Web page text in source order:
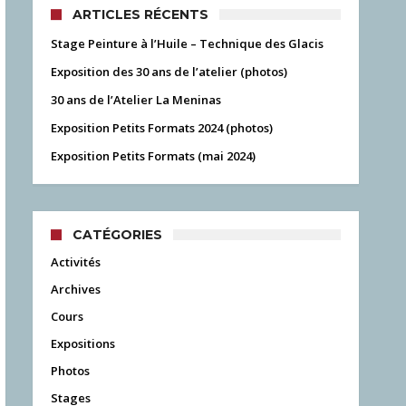
ARTICLES RÉCENTS
Stage Peinture à l’Huile – Technique des Glacis
Exposition des 30 ans de l’atelier (photos)
30 ans de l’Atelier La Meninas
Exposition Petits Formats 2024 (photos)
Exposition Petits Formats (mai 2024)
CATÉGORIES
Activités
Archives
Cours
Expositions
Photos
Stages